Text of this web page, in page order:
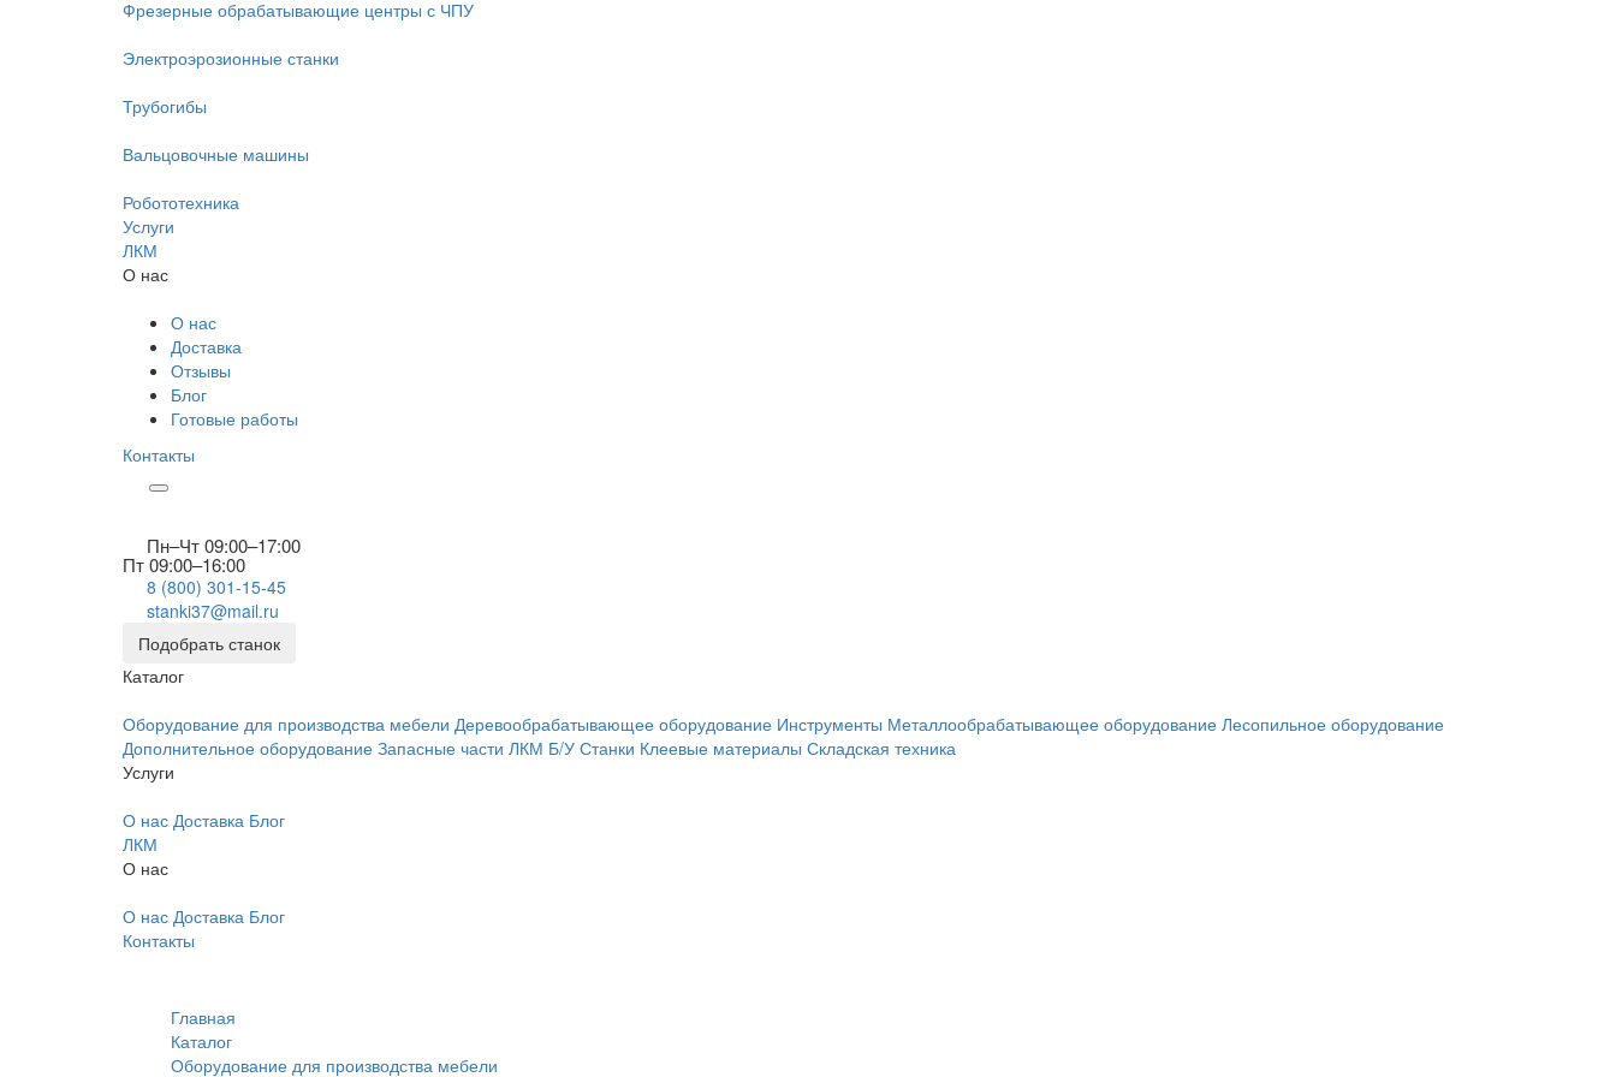
Фрезерные обрабатывающие центры с ЧПУ
Электроэрозионные станки
Трубогибы
Вальцовочные машины
Робототехника
Услуги
ЛКМ
О нас
О нас
Доставка
Отзывы
Блог
Готовые работы
Контакты
Пн–Чт 09:00–17:00
Пт 09:00–16:00
8 (800) 301-15-45
stanki37@mail.ru
Подобрать станок
Каталог
Оборудование для производства мебели Деревообрабатывающее оборудование Инструменты Металлообрабатывающее оборудование Лесопильное оборудование
Дополнительное оборудование Запасные части ЛКМ Б/У Станки Клеевые материалы Складская техника
Услуги
О нас Доставка Блог
ЛКМ
О нас
О нас Доставка Блог
Контакты
Главная
Каталог
Оборудование для производства мебели